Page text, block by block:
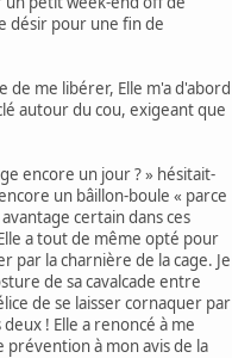
désir pour une fin de
de me libérer, Elle m'a d'abord
autour du cou, exigeant que
encore un jour ? » hésitait-
un bâillon-boule « parce
certain dans ces
a tout de même opté pour
par la charnière de la cage. Je
de sa cavalcade entre
de se laisser cornaquer par
! Elle a renoncé à me
à mon avis de la